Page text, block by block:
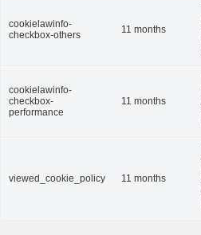
cookielawinfo-
checkbox-others
11 months
cookielawinfo-
checkbox-
performance
11 months
viewed_cookie_policy 11 months